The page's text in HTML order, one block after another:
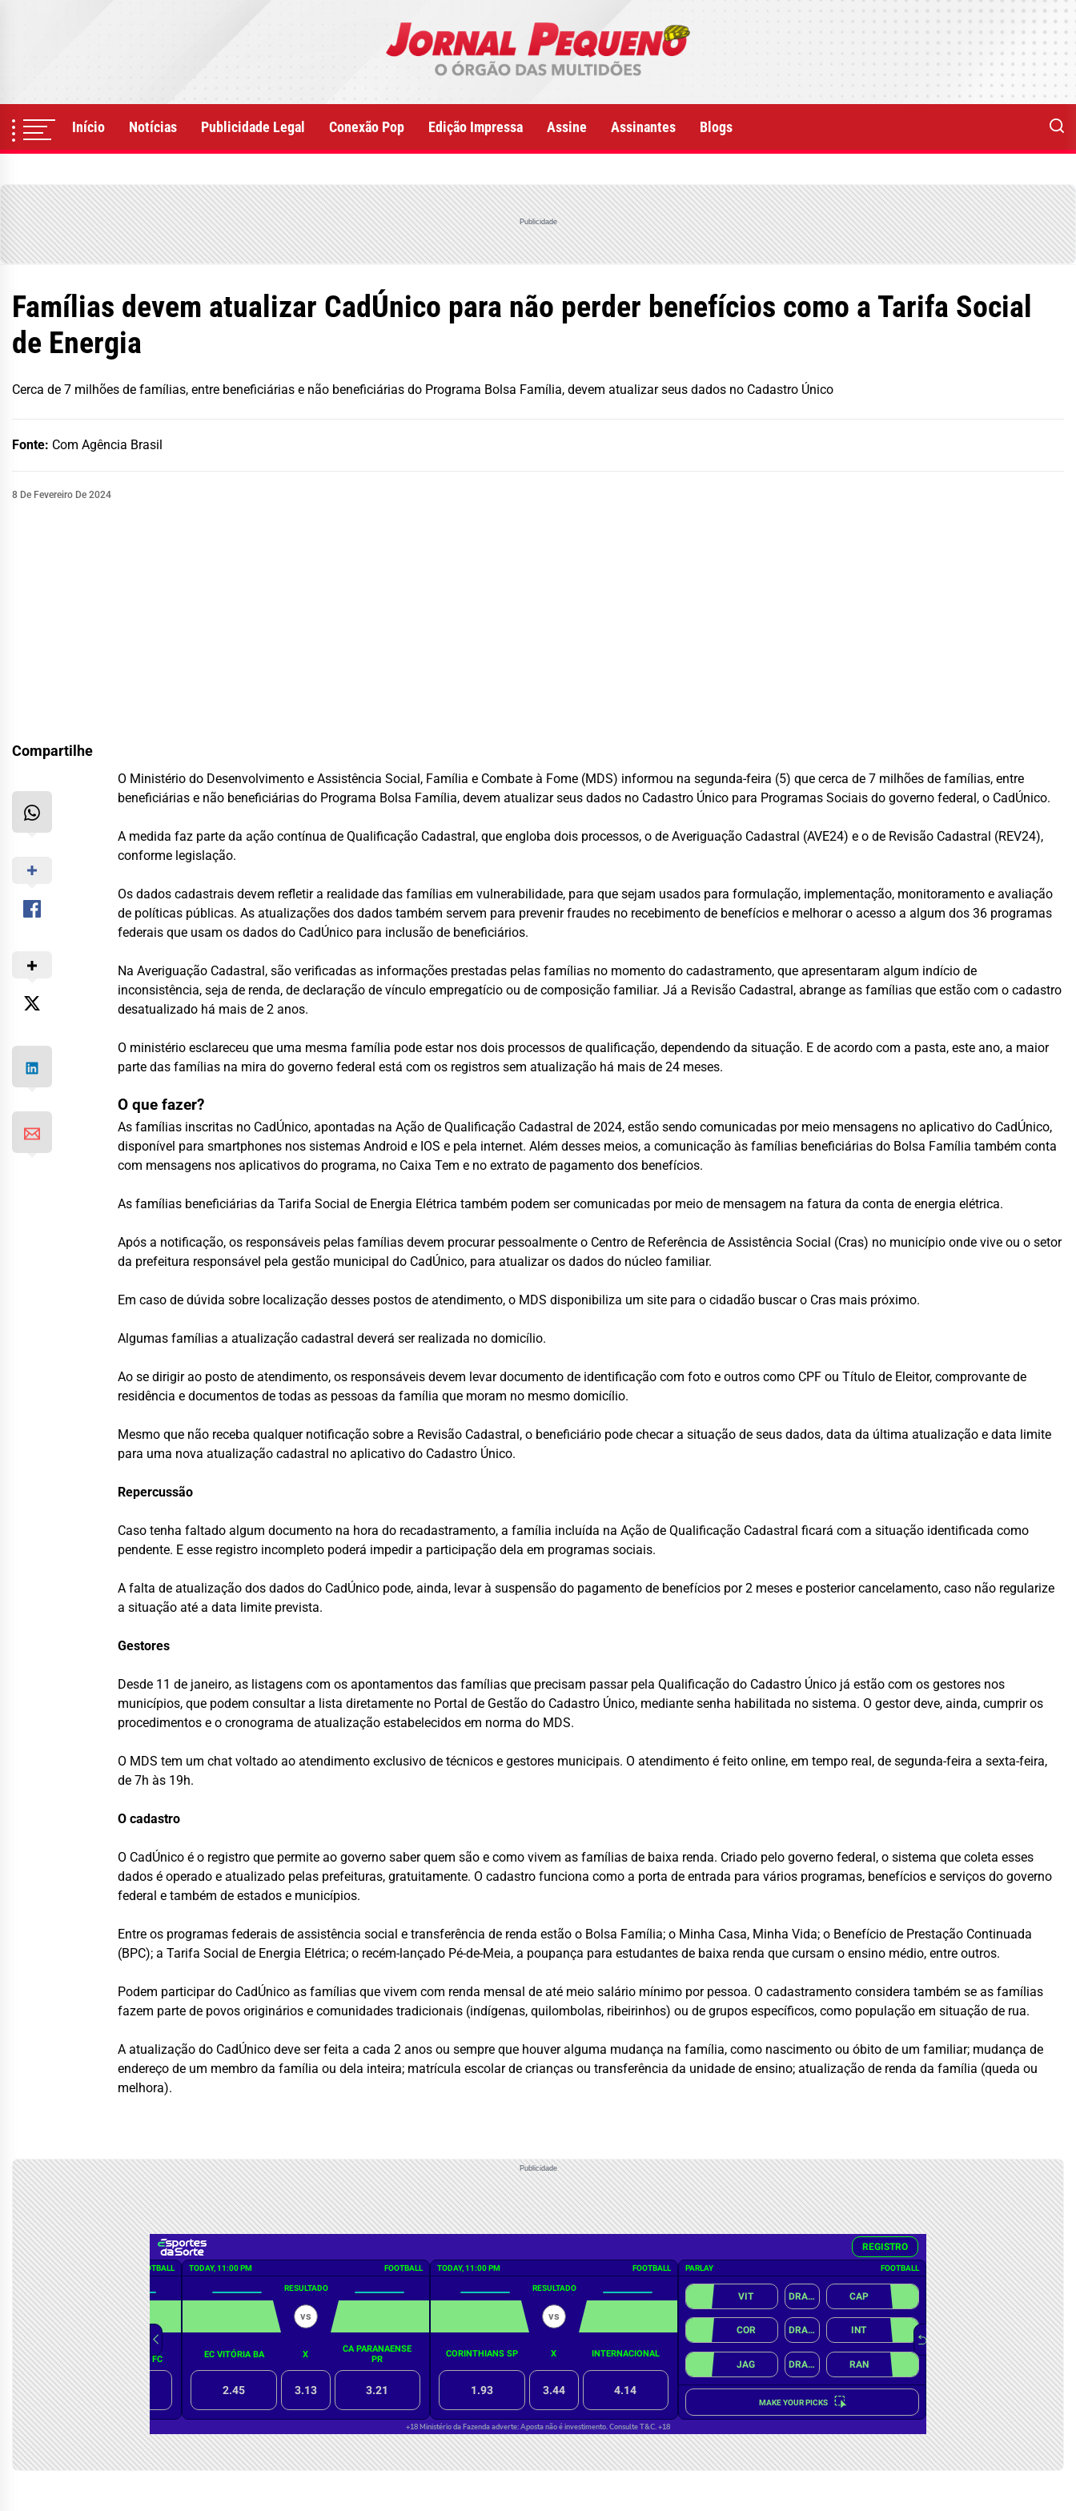
Início Notícias Publicidade Legal Conexão Pop Edição Impressa Assine Assinantes Blogs
Publicidade
Famílias devem atualizar CadÚnico para não perder benefícios como a Tarifa Social
de Energia
Cerca de 7 milhões de famílias, entre beneficiárias e não beneficiárias do Programa Bolsa Família, devem atualizar seus dados no Cadastro Único
Fonte: Com Agência Brasil
8 De Fevereiro De 2024
Compartilhe
O Ministério do Desenvolvimento e Assistência Social, Família e Combate à Fome (MDS) informou na segunda-feira (5) que cerca de 7 milhões de famílias, entre
beneficiárias e não beneficiárias do Programa Bolsa Família, devem atualizar seus dados no Cadastro Único para Programas Sociais do governo federal, o CadÚnico.
A medida faz parte da ação contínua de Qualificação Cadastral, que engloba dois processos, o de Averiguação Cadastral (AVE24) e o de Revisão Cadastral (REV24),
conforme legislação.
Os dados cadastrais devem refletir a realidade das famílias em vulnerabilidade, para que sejam usados para formulação, implementação, monitoramento e avaliação
de políticas públicas. As atualizações dos dados também servem para prevenir fraudes no recebimento de benefícios e melhorar o acesso a algum dos 36 programas
federais que usam os dados do CadÚnico para inclusão de beneficiários.
Na Averiguação Cadastral, são verificadas as informações prestadas pelas famílias no momento do cadastramento, que apresentaram algum indício de
inconsistência, seja de renda, de declaração de vínculo empregatício ou de composição familiar. Já a Revisão Cadastral, abrange as famílias que estão com o cadastro
desatualizado há mais de 2 anos.
O ministério esclareceu que uma mesma família pode estar nos dois processos de qualificação, dependendo da situação. E de acordo com a pasta, este ano, a maior
parte das famílias na mira do governo federal está com os registros sem atualização há mais de 24 meses.
O que fazer?
As famílias inscritas no CadÚnico, apontadas na Ação de Qualificação Cadastral de 2024, estão sendo comunicadas por meio mensagens no aplicativo do CadÚnico,
disponível para smartphones nos sistemas Android e IOS e pela internet. Além desses meios, a comunicação às famílias beneficiárias do Bolsa Família também conta
com mensagens nos aplicativos do programa, no Caixa Tem e no extrato de pagamento dos benefícios.
As famílias beneficiárias da Tarifa Social de Energia Elétrica também podem ser comunicadas por meio de mensagem na fatura da conta de energia elétrica.
Após a notificação, os responsáveis pelas famílias devem procurar pessoalmente o Centro de Referência de Assistência Social (Cras) no município onde vive ou o setor
da prefeitura responsável pela gestão municipal do CadÚnico, para atualizar os dados do núcleo familiar.
Em caso de dúvida sobre localização desses postos de atendimento, o MDS disponibiliza um site para o cidadão buscar o Cras mais próximo.
Algumas famílias a atualização cadastral deverá ser realizada no domicílio.
Ao se dirigir ao posto de atendimento, os responsáveis devem levar documento de identificação com foto e outros como CPF ou Título de Eleitor, comprovante de
residência e documentos de todas as pessoas da família que moram no mesmo domicílio.
Mesmo que não receba qualquer notificação sobre a Revisão Cadastral, o beneficiário pode checar a situação de seus dados, data da última atualização e data limite
para uma nova atualização cadastral no aplicativo do Cadastro Único.
Repercussão
Caso tenha faltado algum documento na hora do recadastramento, a família incluída na Ação de Qualificação Cadastral ficará com a situação identificada como
pendente. E esse registro incompleto poderá impedir a participação dela em programas sociais.
A falta de atualização dos dados do CadÚnico pode, ainda, levar à suspensão do pagamento de benefícios por 2 meses e posterior cancelamento, caso não regularize
a situação até a data limite prevista.
Gestores
Desde 11 de janeiro, as listagens com os apontamentos das famílias que precisam passar pela Qualificação do Cadastro Único já estão com os gestores nos
municípios, que podem consultar a lista diretamente no Portal de Gestão do Cadastro Único, mediante senha habilitada no sistema. O gestor deve, ainda, cumprir os
procedimentos e o cronograma de atualização estabelecidos em norma do MDS.
O MDS tem um chat voltado ao atendimento exclusivo de técnicos e gestores municipais. O atendimento é feito online, em tempo real, de segunda-feira a sexta-feira,
de 7h às 19h.
O cadastro
O CadÚnico é o registro que permite ao governo saber quem são e como vivem as famílias de baixa renda. Criado pelo governo federal, o sistema que coleta esses
dados é operado e atualizado pelas prefeituras, gratuitamente. O cadastro funciona como a porta de entrada para vários programas, benefícios e serviços do governo
federal e também de estados e municípios.
Entre os programas federais de assistência social e transferência de renda estão o Bolsa Família; o Minha Casa, Minha Vida; o Benefício de Prestação Continuada
(BPC); a Tarifa Social de Energia Elétrica; o recém-lançado Pé-de-Meia, a poupança para estudantes de baixa renda que cursam o ensino médio, entre outros.
Podem participar do CadÚnico as famílias que vivem com renda mensal de até meio salário mínimo por pessoa. O cadastramento considera também se as famílias
fazem parte de povos originários e comunidades tradicionais (indígenas, quilombolas, ribeirinhos) ou de grupos específicos, como população em situação de rua.
A atualização do CadÚnico deve ser feita a cada 2 anos ou sempre que houver alguma mudança na família, como nascimento ou óbito de um familiar; mudança de
endereço de um membro da família ou dela inteira; matrícula escolar de crianças ou transferência da unidade de ensino; atualização de renda da família (queda ou
melhora).
Publicidade